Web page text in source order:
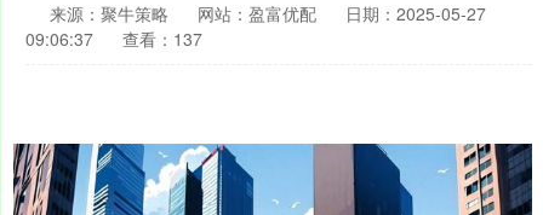
来源：聚牛策略 网站：盈富优配
日期：2025-05-27
09:06:37
查看：137